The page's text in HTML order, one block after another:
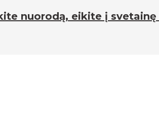
nuorodą, eikite į